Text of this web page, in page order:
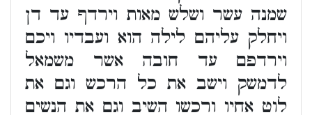
שמנה עשר ושלש מאות וירדף עד דן
ויחלק עליהם לילה הוא ועבדיו ויכם
וירדפם עד חובה אשר משמאל
לדמשק וישב את כל הרכש וגם את
לוט אחיו ורכשו השיב וגם את הנשים